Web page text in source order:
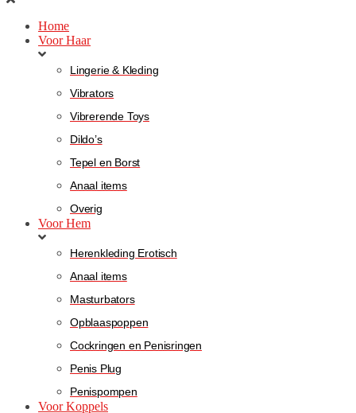
Home
Voor Haar
Lingerie & Kleding
Vibrators
Vibrerende Toys
Dildo’s
Tepel en Borst
Anaal items
Overig
Voor Hem
Herenkleding Erotisch
Anaal items
Masturbators
Opblaaspoppen
Cockringen en Penisringen
Penis Plug
Penispompen
Voor Koppels